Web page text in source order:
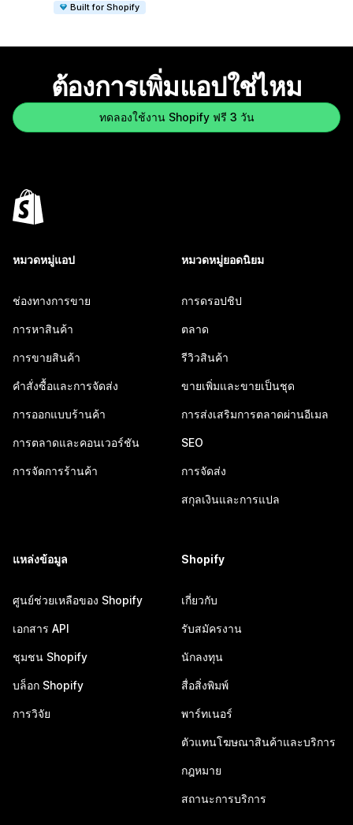
Built for Shopify
ต้องการเพิ่มแอปใช่ไหม
ทดลองใช้งาน Shopify ฟรี 3 วัน
หมวดหมู่แอป
ช่องทางการขาย
การหาสินค้า
การขายสินค้า
คำสั่งซื้อและการจัดส่ง
การออกแบบร้านค้า
การตลาดและคอนเวอร์ชัน
การจัดการร้านค้า
หมวดหมู่ยอดนิยม
การดรอปชิป
ตลาด
รีวิวสินค้า
ขายเพิ่มและขายเป็นชุด
การส่งเสริมการตลาดผ่านอีเมล
SEO
การจัดส่ง
สกุลเงินและการแปล
แหล่งข้อมูล
ศูนย์ช่วยเหลือของ Shopify
เอกสาร API
ชุมชน Shopify
บล็อก Shopify
การวิจัย
Shopify
เกี่ยวกับ
รับสมัครงาน
นักลงทุน
สื่อสิ่งพิมพ์
พาร์ทเนอร์
ตัวแทนโฆษณาสินค้าและบริการ
กฎหมาย
สถานะการบริการ